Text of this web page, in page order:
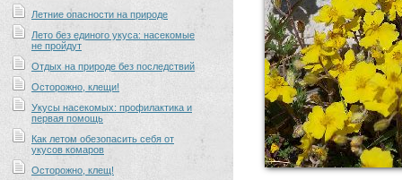
Летние опасности на природе
Лето без единого укуса: насекомые
не пройдут
Отдых на природе без последствий
Осторожно, клещи!
Укусы насекомых: профилактика и
первая помощь
Как летом обезопасить себя от
укусов комаров
Осторожно, клещ!